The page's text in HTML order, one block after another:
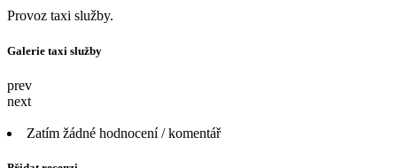
Provoz taxi služby.
Galerie taxi služby
prev
next
Zatím žádné hodnocení / komentář